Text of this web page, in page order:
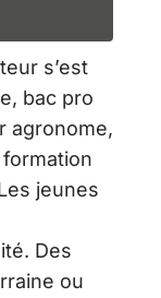
s’est
bac pro
agronome,
jeunes
Des
ou